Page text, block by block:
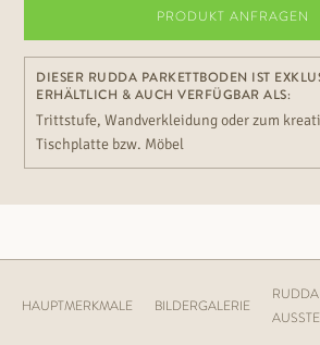
PRODUKT ANFRAGEN
DIESER RUDDA PARKETTBODEN IST
ERHÄLTLICH & AUCH VERFÜGBAR ALS:
Trittstufe, Wandverkleidung oder zum
Tischplatte bzw. Möbel
HAUPTMERKMALE BILDERGALERIE
RUDDA